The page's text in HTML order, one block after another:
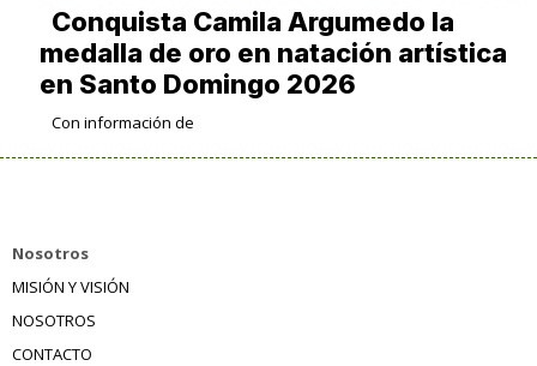
Conquista Camila Argumedo la
medalla de oro en natación artística
en Santo Domingo 2026
Con información de
Nosotros
MISIÓN Y VISIÓN
NOSOTROS
CONTACTO